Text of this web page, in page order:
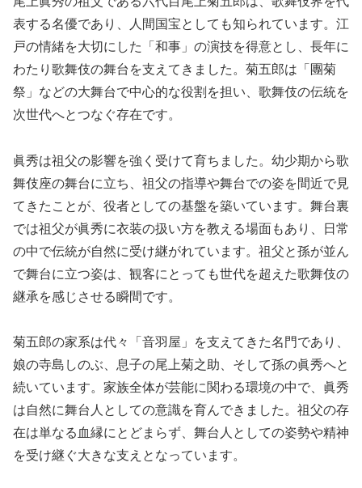
表する名優であり、人間国宝としても知られています。江
戸の情緒を大切にした「和事」の演技を得意とし、長年に
わたり歌舞伎の舞台を支えてきました。菊五郎は「團菊
祭」などの大舞台で中心的な役割を担い、歌舞伎の伝統を
次世代へとつなぐ存在です。
眞秀は祖父の影響を強く受けて育ちました。幼少期から歌
舞伎座の舞台に立ち、祖父の指導や舞台での姿を間近で見
てきたことが、役者としての基盤を築いています。舞台裏
では祖父が眞秀に衣装の扱い方を教える場面もあり、日常
の中で伝統が自然に受け継がれています。祖父と孫が並ん
で舞台に立つ姿は、観客にとっても世代を超えた歌舞伎の
継承を感じさせる瞬間です。
菊五郎の家系は代々「音羽屋」を支えてきた名門であり、
娘の寺島しのぶ、息子の尾上菊之助、そして孫の眞秀へと
続いています。家族全体が芸能に関わる環境の中で、眞秀
は自然に舞台人としての意識を育んできました。祖父の存
在は単なる血縁にとどまらず、舞台人としての姿勢や精神
を受け継ぐ大きな支えとなっています。